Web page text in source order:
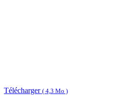
Télécharger ( 4,3 Mo )